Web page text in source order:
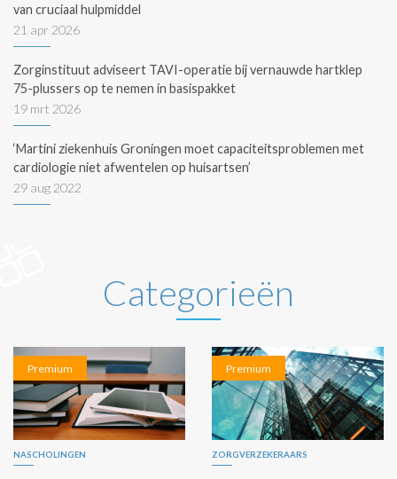
van cruciaal hulpmiddel
21 apr 2026
Zorginstituut adviseert TAVI-operatie bij vernauwde hartklep
75-plussers op te nemen in basispakket
19 mrt 2026
‘Martini ziekenhuis Groningen moet capaciteitsproblemen met
cardiologie niet afwentelen op huisartsen’
29 aug 2022
Categorieën
Premium
NASCHOLINGEN
Premium
ZORGVERZEKERAARS